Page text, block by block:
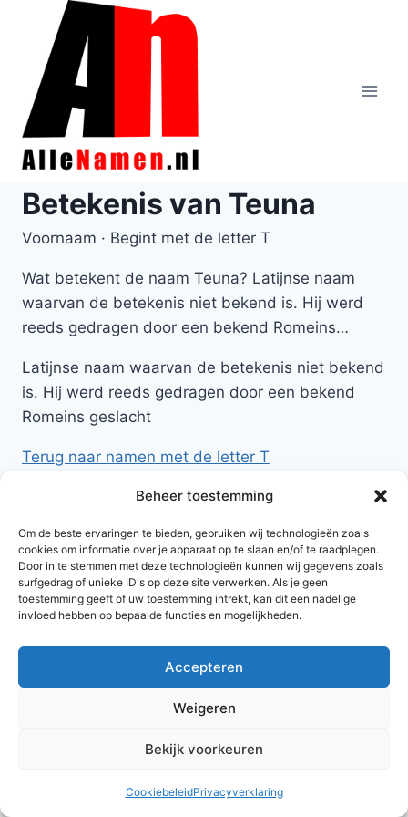
Beheer toestemming
Om de beste ervaringen te bieden, gebruiken wij technologieën zoals
cookies om informatie over je apparaat op te slaan en/of te raadplegen.
Door in te stemmen met deze technologieën kunnen wij gegevens zoals
surfgedrag of unieke ID's op deze site verwerken. Als je geen
toestemming geeft of uw toestemming intrekt, kan dit een nadelige
invloed hebben op bepaalde functies en mogelijkheden.
Accepteren
Weigeren
Bekijk voorkeuren
CookiebeleidPrivacyverklaring
Doorgaan
inhoud
Betekenis van Teuna
Voornaam · Begint met de letter T
Wat betekent de naam Teuna? Latijnse naam
waarvan de betekenis niet bekend is. Hij werd
reeds gedragen door een bekend Romeins…
Latijnse naam waarvan de betekenis niet bekend
is. Hij werd reeds gedragen door een bekend
Romeins geslacht
Terug naar namen met de letter T
© 2026 AlleNamen.nl